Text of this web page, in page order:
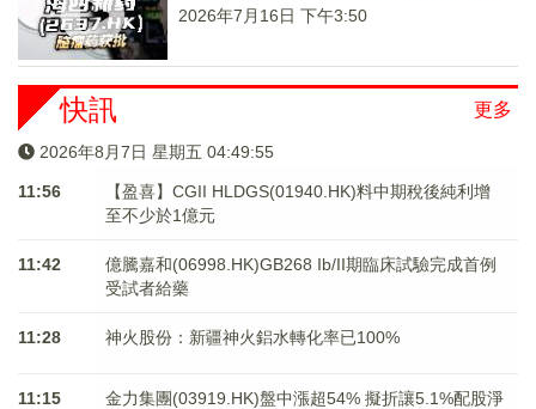
2026年7月16日 下午3:50
更多
快訊
2026年8月7日 星期五 04:49:56
11:56
【盈喜】CGII HLDGS(01940.HK)料中期稅後純利增
至不少於1億元
11:42
億騰嘉和(06998.HK)GB268 Ib/II期臨床試驗完成首例
受試者給藥
11:28 神火股份：新疆神火鋁水轉化率已100%
11:15
金力集團(03919.HK)盤中漲超54% 擬折讓5.1%配股淨